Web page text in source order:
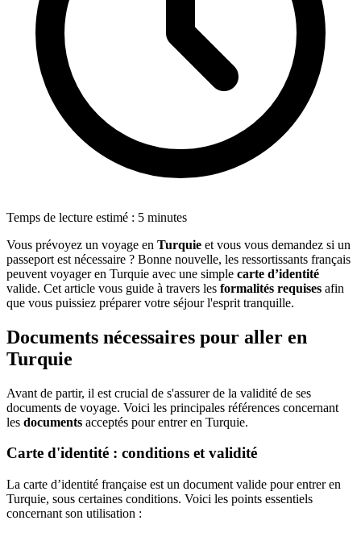
Temps de lecture estimé : 5 minutes
Vous prévoyez un voyage en Turquie et vous vous demandez si un
passeport est nécessaire ? Bonne nouvelle, les ressortissants français
peuvent voyager en Turquie avec une simple carte d’identité
valide. Cet article vous guide à travers les formalités requises afin
que vous puissiez préparer votre séjour l'esprit tranquille.
Documents nécessaires pour aller en
Turquie
Avant de partir, il est crucial de s'assurer de la validité de ses
documents de voyage. Voici les principales références concernant
les documents acceptés pour entrer en Turquie.
Carte d'identité : conditions et validité
La carte d’identité française est un document valide pour entrer en
Turquie, sous certaines conditions. Voici les points essentiels
concernant son utilisation :